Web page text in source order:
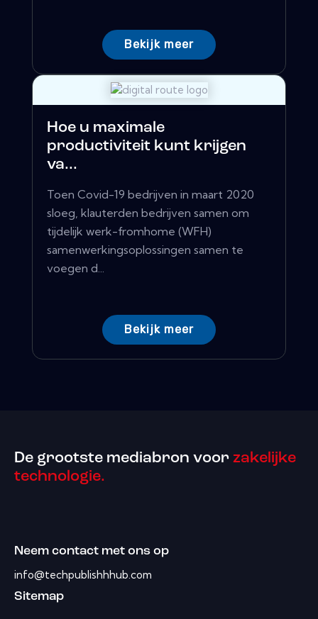
Bekijk meer
Hoe u maximale
productiviteit kunt krijgen
va...
Toen Covid-19 bedrijven in maart 2020
sloeg, klauterden bedrijven samen om
tijdelijk werk-fromhome (WFH)
samenwerkingsoplossingen samen te
voegen d...
Bekijk meer
De grootste mediabron voor zakelijke
technologie.
Neem contact met ons op
info@techpublishhhub.com
Sitemap